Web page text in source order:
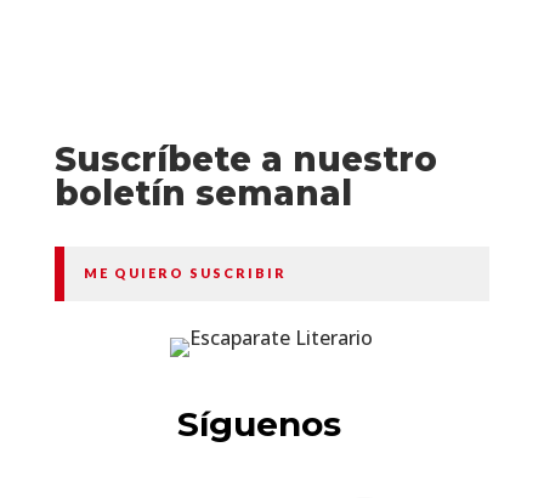
Suscríbete a nuestro
boletín semanal
ME QUIERO SUSCRIBIR
Síguenos